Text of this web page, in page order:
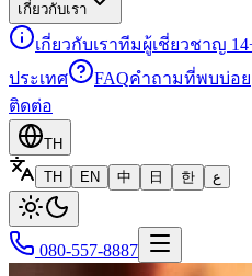
เกี่ยวกับเรา
เกี่ยวกับเราทีมผู้เชี่ยวชาญ
ประเทศ
FAQคำถามที่พบบ่อย
ติดต่อ
TH
TH
EN 中 日 한 ع
080-557-8887